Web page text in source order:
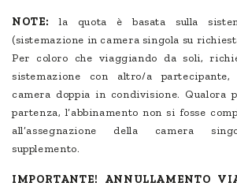
NOTE:
la quota è basata sulla
(sistemazione in camera singola su
Per coloro che viaggiando da soli,
sistemazione con altro/a
camera doppia in condivisione. Qualora
partenza, l’abbinamento non si fosse
all’assegnazione della camera
supplemento.
IMPORTANTE! ANNULLAMENTO